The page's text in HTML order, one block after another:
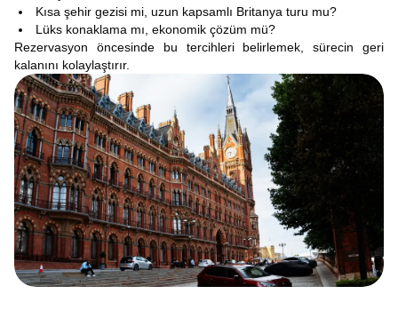
Kısa şehir gezisi mi, uzun kapsamlı Britanya turu mu?
Lüks konaklama mı, ekonomik çözüm mü?
Rezervasyon öncesinde bu tercihleri belirlemek, sürecin geri
kalanını kolaylaştırır.